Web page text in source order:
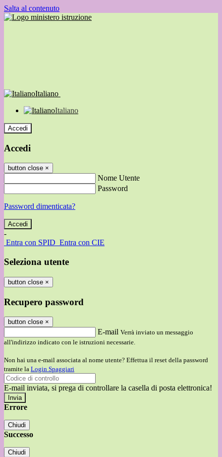
Salta al contenuto
Italiano
Italiano
Accedi
Accedi
button close ×
Nome Utente
Password
Password dimenticata?
-
Entra con SPID Entra con CIE
Seleziona utente
button close ×
Recupero password
button close ×
E-mail Verrà inviato un messaggio
all'indirizzo indicato con le istruzioni necessarie.
Non hai una e-mail associata al nome utente? Effettua il reset della password
tramite la Login Spaggiari
E-mail inviata, si prega di controllare la casella di posta elettronica!
Errore
Chiudi
Successo
Chiudi